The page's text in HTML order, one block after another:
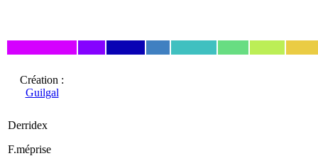
Création :
Guilgal
Derridex
F.méprise